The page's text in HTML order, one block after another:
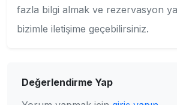
fazla bilgi almak ve rezervasyon
bizimle iletişime geçebilirsiniz.
Değerlendirme Yap